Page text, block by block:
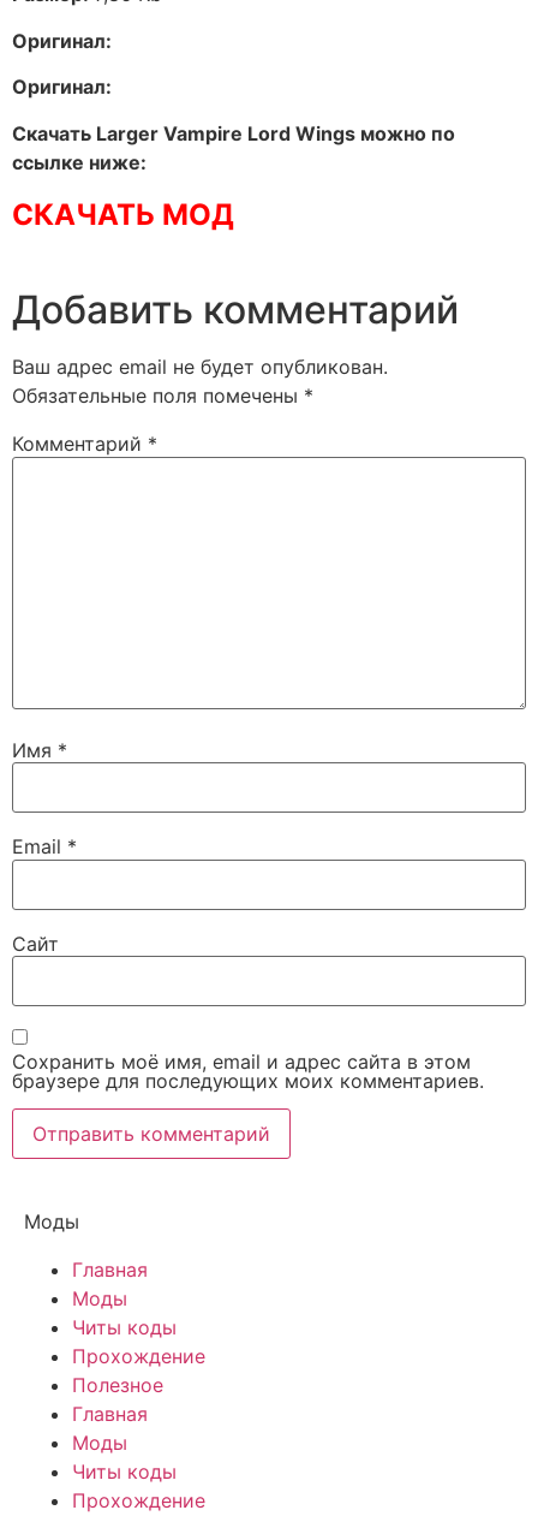
Оригинал:
Оригинал:
Скачать Larger Vampire Lord Wings можно по
ссылке ниже:
СКАЧАТЬ МОД
Добавить комментарий
Ваш адрес email не будет опубликован.
Обязательные поля помечены *
Комментарий *
Имя *
Email *
Сайт
Сохранить моё имя, email и адрес сайта в этом
браузере для последующих моих комментариев.
Моды
Главная
Моды
Читы коды
Прохождение
Полезное
Главная
Моды
Читы коды
Прохождение